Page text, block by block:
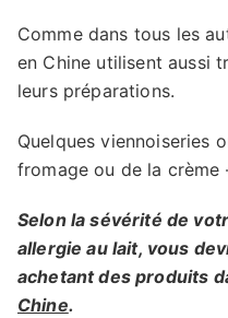
Comme dans tous les
en Chine utilisent aussi
leurs préparations.
Quelques viennoiseries
fromage ou de la crème
Selon la sévérité de
allergie au lait, vous
achetant des produits
Chine.